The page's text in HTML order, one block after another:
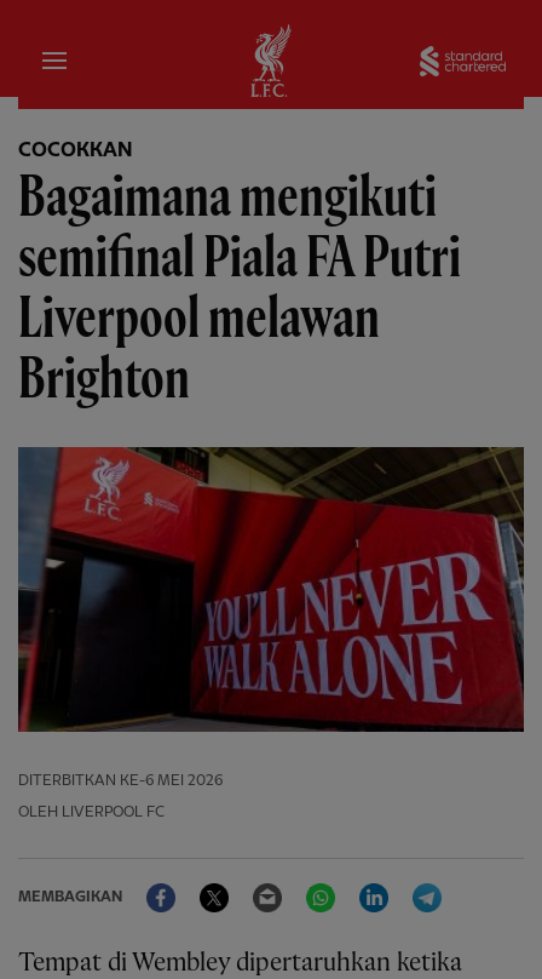
Rumah
COCOKKAN
Bagaimana mengikuti
semifinal Piala FA Putri
Liverpool melawan
Brighton
DITERBITKAN KE-6 MEI 2026
OLEH LIVERPOOL FC
MEMBAGIKAN
FacebookTwitter Email WhatsAppLinkedIn
Tempat di Wembley dipertaruhkan ketika